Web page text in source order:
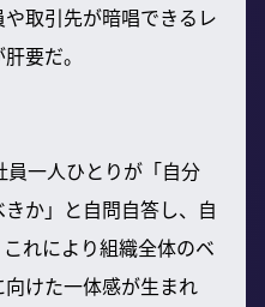
取引先が暗唱できるレ
要だ。
員一人ひとりが「自分
か」と自問自答し、自
れにより組織全体のベ
けた一体感が生まれ